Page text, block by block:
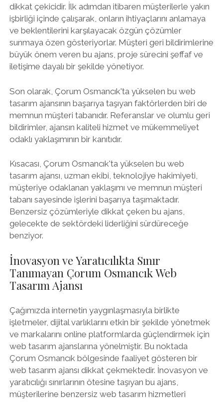
dikkat çekicidir. İlk adımdan itibaren müşterilerle yakın
işbirliği içinde çalışarak, onların ihtiyaçlarını anlamaya
ve beklentilerini karşılayacak özgün çözümler
sunmaya özen gösteriyorlar. Müşteri geri bildirimlerine
büyük önem veren bu ajans, proje sürecini şeffaf ve
iletişime dayalı bir şekilde yönetiyor.
Son olarak, Çorum Osmancık'ta yükselen bu web
tasarım ajansının başarıya taşıyan faktörlerden biri de
memnun müşteri tabanıdır. Referanslar ve olumlu geri
bildirimler, ajansın kaliteli hizmet ve mükemmeliyet
odaklı yaklaşımının bir kanıtıdır.
Kısacası, Çorum Osmancık'ta yükselen bu web
tasarım ajansı, uzman ekibi, teknolojiye hakimiyeti,
müşteriye odaklanan yaklaşımı ve memnun müşteri
tabanı sayesinde işlerini başarıya taşımaktadır.
Benzersiz çözümleriyle dikkat çeken bu ajans,
gelecekte de sektördeki liderliğini sürdüreceğe
benziyor.
İnovasyon ve Yaratıcılıkta Sınır
Tanımayan Çorum Osmancık Web
Tasarım Ajansı
Çağımızda internetin yaygınlaşmasıyla birlikte
işletmeler, dijital varlıklarını etkin bir şekilde yönetmek
ve markalarını online platformlarda güçlendirmek için
web tasarım ajanslarına yönelmiştir. Bu noktada
Çorum Osmancık bölgesinde faaliyet gösteren bir
web tasarım ajansı dikkat çekmektedir. İnovasyon ve
yaratıcılığı sınırlarının ötesine taşıyan bu ajans,
müşterilerine benzersiz web tasarım hizmetleri